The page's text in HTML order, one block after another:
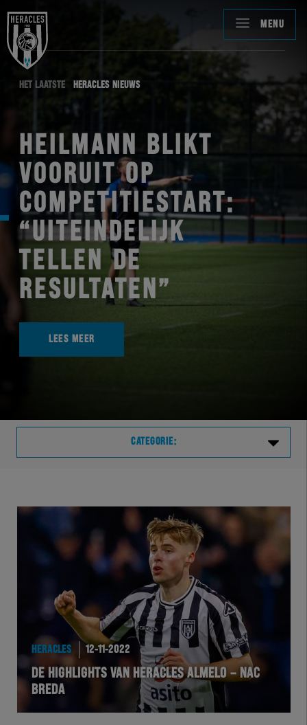
MENU
HET LAATSTE HERACLES NIEUWS
HEILMANN BLIKT
VOORUIT OP
COMPETITIESTART:
“UITEINDELIJK
TELLEN DE
RESULTATEN”
LEES MEER
CATEGORIE:
TELHER
EXCHER
HERACLES 12-11-2022
DE HIGHLIGHTS VAN HERACLES ALMELO – NAC
BREDA